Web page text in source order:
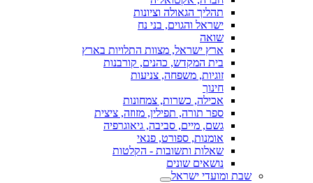
תהליך הגאולה וציונות
ישראל והגוים, בני נח
שואה
ארץ ישראל, מצוות התלויות בארץ
בית המקדש, כהנים, קורבנות
זוגיות, משפחה, צניעות
חינוך
אכילה, כשרות, צמחונות
ספר תורה, תפילין, מזוזה, ציצית
גשם, מיים, סביבה, גיאוגרפיה
אומנות, ספורט, פנאי
שאלות ותשובות - הקלטות
נושאים שונים
שבת ומועדי ישראל